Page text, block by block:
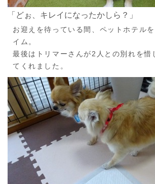
「どぉ、キレイになったかしら？」
お迎えを待っている間、ペットホテル
イム。
最後はトリマーさんが2人との別れを惜
てくれました。